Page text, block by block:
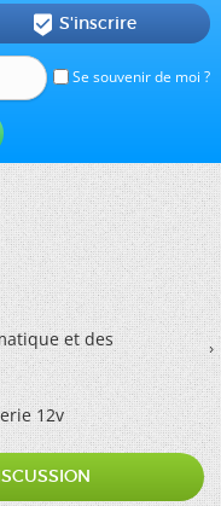
Se souvenir de moi ?
 S'inscrire
et des
12v